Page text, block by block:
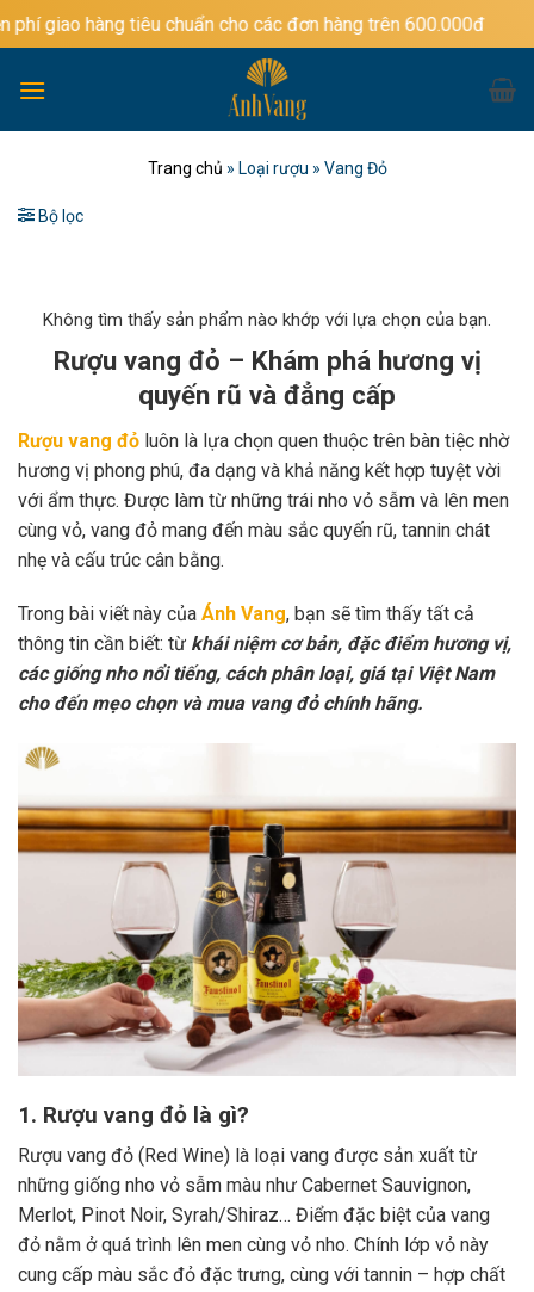
qua
dung
tiêu chuẩn cho các đơn hàng trên 600.000đ
Trang chủ » Loại rượu » Vang Đỏ
Bộ lọc
Không tìm thấy sản phẩm nào khớp với lựa chọn của bạn.
Rượu vang đỏ – Khám phá hương vị
quyến rũ và đẳng cấp
Rượu vang đỏ luôn là lựa chọn quen thuộc trên bàn tiệc nhờ
hương vị phong phú, đa dạng và khả năng kết hợp tuyệt vời
với ẩm thực. Được làm từ những trái nho vỏ sẫm và lên men
cùng vỏ, vang đỏ mang đến màu sắc quyến rũ, tannin chát
nhẹ và cấu trúc cân bằng.
Trong bài viết này của Ánh Vang, bạn sẽ tìm thấy tất cả
thông tin cần biết: từ khái niệm cơ bản, đặc điểm hương vị,
các giống nho nổi tiếng, cách phân loại, giá tại Việt Nam
cho đến mẹo chọn và mua vang đỏ chính hãng.
1. Rượu vang đỏ là gì?
Rượu vang đỏ (Red Wine) là loại vang được sản xuất từ
những giống nho vỏ sẫm màu như Cabernet Sauvignon,
Merlot, Pinot Noir, Syrah/Shiraz… Điểm đặc biệt của vang
đỏ nằm ở quá trình lên men cùng vỏ nho. Chính lớp vỏ này
cung cấp màu sắc đỏ đặc trưng, cùng với tannin – hợp chất